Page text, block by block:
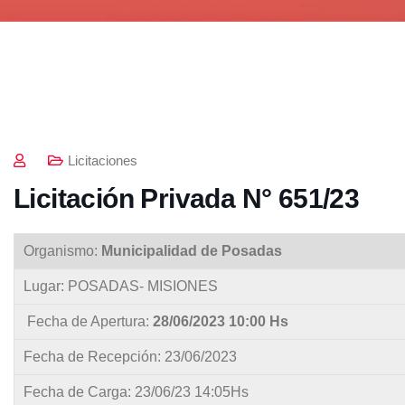
Licitaciones
Licitación Privada N° 651/23
Organismo: Municipalidad de Posadas
Lugar: POSADAS- MISIONES
Fecha de Apertura: 28/06/2023 10:00 Hs
Fecha de Recepción: 23/06/2023
Fecha de Carga: 23/06/23 14:05Hs